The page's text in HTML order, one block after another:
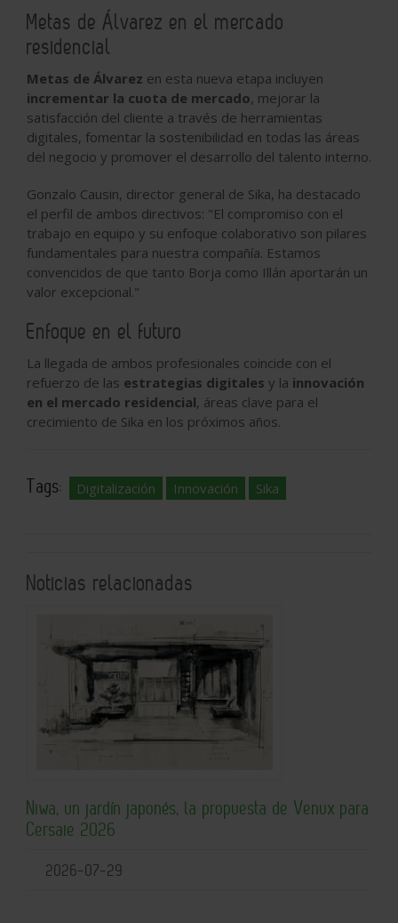
Metas de Álvarez en el mercado
residencial
Metas de Álvarez en esta nueva etapa incluyen
incrementar la cuota de mercado, mejorar la
satisfacción del cliente a través de herramientas
digitales, fomentar la sostenibilidad en todas las áreas
del negocio y promover el desarrollo del talento interno.
Gonzalo Causin, director general de Sika, ha destacado
el perfil de ambos directivos: "El compromiso con el
trabajo en equipo y su enfoque colaborativo son pilares
fundamentales para nuestra compañía. Estamos
convencidos de que tanto Borja como Illán aportarán un
valor excepcional."
Enfoque en el futuro
La llegada de ambos profesionales coincide con el
refuerzo de las estrategias digitales y la innovación
en el mercado residencial, áreas clave para el
crecimiento de Sika en los próximos años.
Tags: Digitalización Innovación Sika
Noticias relacionadas
Niwa, un jardín japonés, la propuesta de Venux para
Cersaie 2026
2026-07-29